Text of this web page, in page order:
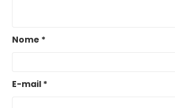
Nome *
E-mail *